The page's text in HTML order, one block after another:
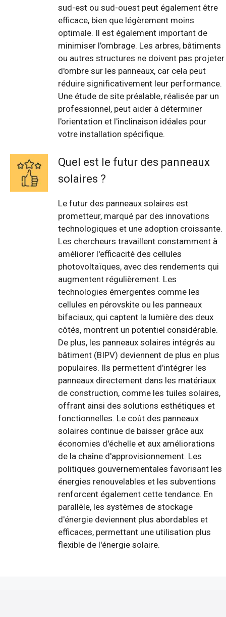
sud-est ou sud-ouest peut également être
efficace, bien que légèrement moins
optimale. Il est également important de
minimiser l'ombrage. Les arbres, bâtiments
ou autres structures ne doivent pas projeter
d'ombre sur les panneaux, car cela peut
réduire significativement leur performance.
Une étude de site préalable, réalisée par un
professionnel, peut aider à déterminer
l'orientation et l'inclinaison idéales pour
votre installation spécifique.
Quel est le futur des panneaux
solaires ?
Le futur des panneaux solaires est
prometteur, marqué par des innovations
technologiques et une adoption croissante.
Les chercheurs travaillent constamment à
améliorer l'efficacité des cellules
photovoltaïques, avec des rendements qui
augmentent régulièrement. Les
technologies émergentes comme les
cellules en pérovskite ou les panneaux
bifaciaux, qui captent la lumière des deux
côtés, montrent un potentiel considérable.
De plus, les panneaux solaires intégrés au
bâtiment (BIPV) deviennent de plus en plus
populaires. Ils permettent d'intégrer les
panneaux directement dans les matériaux
de construction, comme les tuiles solaires,
offrant ainsi des solutions esthétiques et
fonctionnelles. Le coût des panneaux
solaires continue de baisser grâce aux
économies d'échelle et aux améliorations
de la chaîne d'approvisionnement. Les
politiques gouvernementales favorisant les
énergies renouvelables et les subventions
renforcent également cette tendance. En
parallèle, les systèmes de stockage
d'énergie deviennent plus abordables et
efficaces, permettant une utilisation plus
flexible de l'énergie solaire.